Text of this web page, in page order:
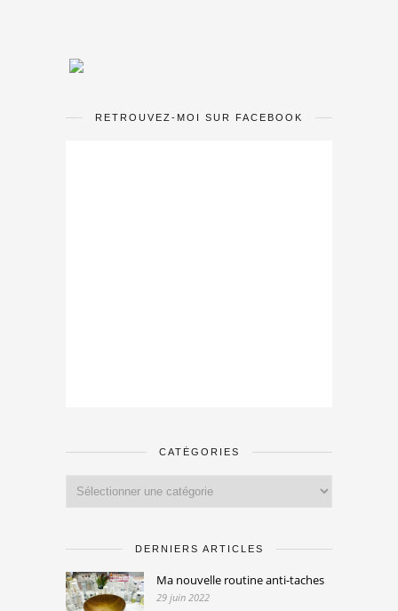
RETROUVEZ-MOI SUR FACEBOOK
CATÉGORIES
DERNIERS ARTICLES
Ma nouvelle routine anti-taches
29 juin 2022